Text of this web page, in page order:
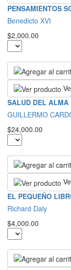
PENSAMIENTOS
Benedicto XVI
$2,000.00
SALUD DEL ALMA
GUILLERMO
$24,000.00
EL PEQUEÑO
Richard Daly
$4,000.00